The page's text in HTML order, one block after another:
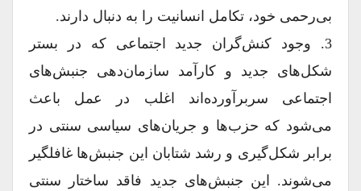
بی‌رحمی خود، تکامل انسانیت را به دنبال دارند.
3. وجود کنش‌گران جدید اجتماعی که در بستر
شکل‌های جدید و کارآمد سازمان‌دهی جنبش‌های
اجتماعی سربرآورده‌اند اغلب در عمل باعث
می‌شود که حزب‌ها و جریان‌های سیاسی سنتی در
برابر شکل‌گیری و رشد شتابان این جنبش‌ها غافلگیر
می‌شوند. این جنبش‌های جدید فاقد ساختار سنتی